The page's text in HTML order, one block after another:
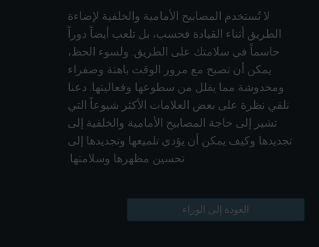
لا تُستخدم المصابيح الأمامية والخلفية لإضاءة
الطريق أثناء القيادة فحسب، بل تلعب أيضاً دوراً
حاسماً في سلامتك على الطريق. ولسوء الحظ،
يمكن أن تصبح مع مرور الوقت باهتة وصفراء
ومخدوشة مما يقلل من سطوعها وفعاليتها. دعنا
نلقي نظرة على بعض العلامات الأكثر شيوعاً التي
تشير إلى حاجة المصابيح الأمامية والخلفية إلى
تجديدها وكيف يمكن أن يؤدي تلميعها وتجديدها إلى
تحسين مظهرها وسلامتها.
العودة إلى الوراء